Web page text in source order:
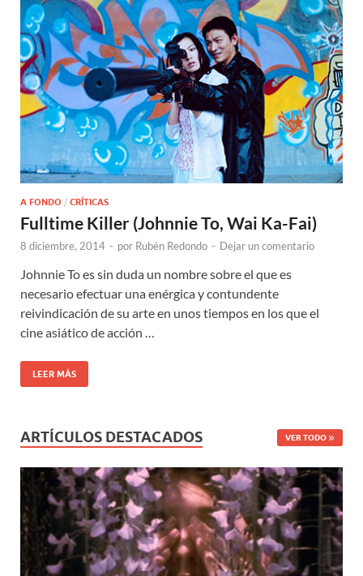
A FONDO / CRÍTICAS
Fulltime Killer (Johnnie To, Wai Ka-Fai)
8 diciembre, 2014 - por Rubén Redondo - Dejar un comentario
Johnnie To es sin duda un nombre sobre el que es
necesario efectuar una enérgica y contundente
reivindicación de su arte en unos tiempos en los que el
cine asiático de acción …
LEER MÁS
ARTÍCULOS DESTACADOS VER TODO